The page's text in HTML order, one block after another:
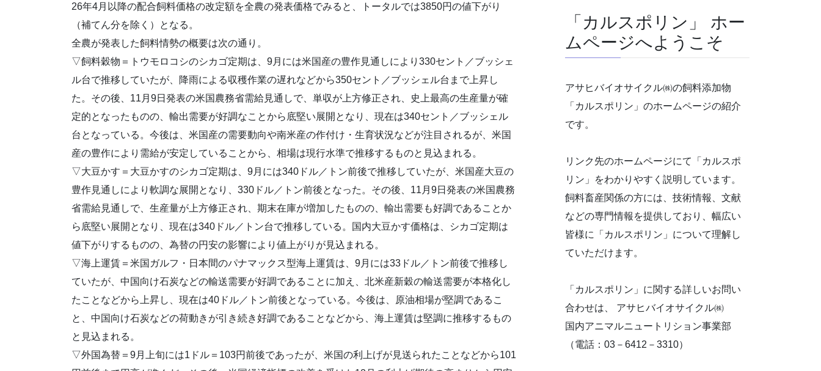
26年4月以降の配合飼料価格の改定額を全農の発表価格でみると、トータルでは3850円の値下がり
（補てん分を除く）となる。
全農が発表した飼料情勢の概要は次の通り。
▽飼料穀物＝トウモロコシのシカゴ定期は、9月には米国産の豊作見通しにより330セント／ブッシェ
ル台で推移していたが、降雨による収穫作業の遅れなどから350セント／ブッシェル台まで上昇し
た。その後、11月9日発表の米国農務省需給見通しで、単収が上方修正され、史上最高の生産量が確
定的となったものの、輸出需要が好調なことから底堅い展開となり、現在は340セント／ブッシェル
台となっている。今後は、米国産の需要動向や南米産の作付け・生育状況などが注目されるが、米国
産の豊作により需給が安定していることから、相場は現行水準で推移するものと見込まれる。
▽大豆かす＝大豆かすのシカゴ定期は、9月には340ドル／トン前後で推移していたが、米国産大豆の
豊作見通しにより軟調な展開となり、330ドル／トン前後となった。その後、11月9日発表の米国農務
省需給見通しで、生産量が上方修正され、期末在庫が増加したものの、輸出需要も好調であることか
ら底堅い展開となり、現在は340ドル／トン台で推移している。国内大豆かす価格は、シカゴ定期は
値下がりするものの、為替の円安の影響により値上がりが見込まれる。
▽海上運賃＝米国ガルフ・日本間のパナマックス型海上運賃は、9月には33ドル／トン前後で推移し
ていたが、中国向け石炭などの輸送需要が好調であることに加え、北米産新穀の輸送需要が本格化し
たことなどから上昇し、現在は40ドル／トン前後となっている。今後は、原油相場が堅調であるこ
と、中国向け石炭などの荷動きが引き続き好調であることなどから、海上運賃は堅調に推移するもの
と見込まれる。
▽外国為替＝9月上旬には1ドル＝103円前後であったが、米国の利上げが見送られたことなどから101
「カルスポリン」 ホー
ムページへようこそ
アサヒバイオサイクル㈱の飼料添加物
「カルスポリン」のホームページの紹介
です。
リンク先のホームページにて「カルスポ
リン」をわかりやすく説明しています。
飼料畜産関係の方には、技術情報、文献
などの専門情報を提供しており、幅広い
皆様に「カルスポリン」について理解し
ていただけます。
「カルスポリン」に関する詳しいお問い
合わせは、 アサヒバイオサイクル㈱
国内アニマルニュートリション事業部
（電話：03－6412－3310）